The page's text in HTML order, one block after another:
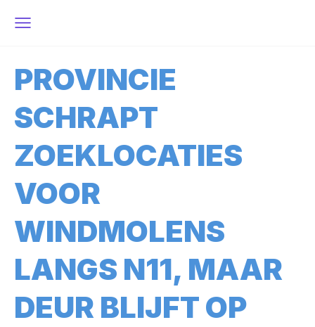
PROVINCIE
SCHRAPT
ZOEKLOCATIES
VOOR
WINDMOLENS
LANGS N11, MAAR
DEUR BLIJFT OP